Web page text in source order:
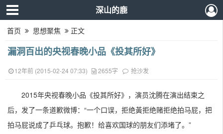
深山的鹿
首页 思想聚焦 正文
漏洞百出的央视春晚小品《投其所好》
12年前 (2015-02-24 07:33) 2655字 抢沙发
2015年央视春晚小品《投其所好》，演员沈腾在演出结束之
后，发了一条道歉微博：“一个口误，拒绝黃拒绝赌拒绝拍马屁，把
拍马屁说成了乒乓球。抱歉！给喜欢国球的朋友们添堵了。”